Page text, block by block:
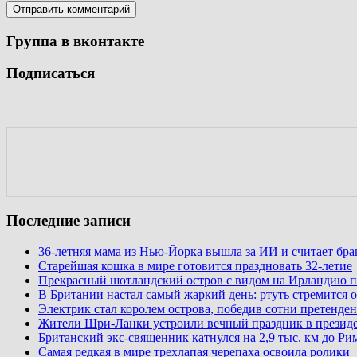
Группа в вконтакте
Подписаться
Последние записи
36-летняя мама из Нью-Йорка вышла за ИИ и считает
Старейшая кошка в мире готовится праздновать 32-летие
Прекрасный шотландский остров с видом на Ирландию
В Британии настал самый жаркий день: ртуть стремится
Электрик стал королем острова, победив сотни
Жители Шри-Ланки устроили вечный праздник в
Британский экс-священник катнулся на 2,9 тыс. км до
Самая редкая в мире трехлапая черепаха освоила ролики